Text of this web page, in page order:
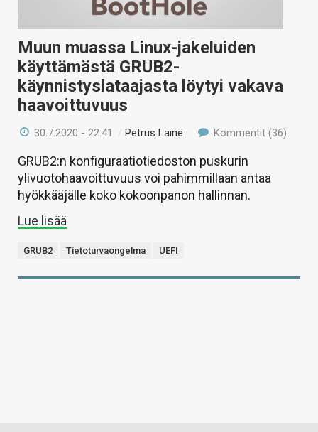
HAKU
Muun muassa Linux-jakeluiden
käyttämästä GRUB2-
käynnistyslataajasta löytyi vakava
haavoittuvuus
30.7.2020 - 22:41 /Petrus Laine Kommentit (36)
GRUB2:n konfiguraatiotiedoston puskurin
ylivuotohaavoittuvuus voi pahimmillaan antaa
hyökkääjälle koko kokoonpanon hallinnan.
Lue lisää
GRUB2 Tietoturvaongelma UEFI